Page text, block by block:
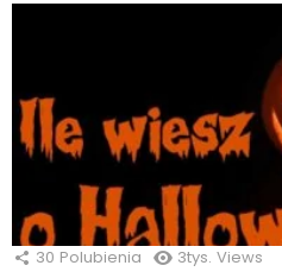
30 Polubienia 3tys. Views